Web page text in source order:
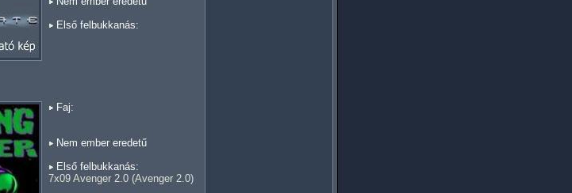
Első felbukkanás:
Faj:
Nem ember eredetű
Első felbukkanás:
7x09 Avenger 2.0 (Avenger 2.0)